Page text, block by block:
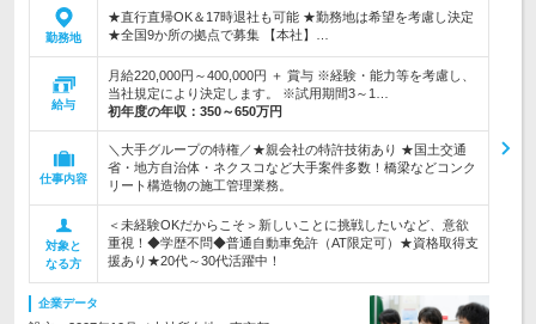
勤務地
★直行直帰OK＆17時退社も可能 ★勤務地は希望を考慮し決定
★全国9か所の拠点で募集 【本社】…
給与
月給220,000円～400,000円 ＋ 賞与 ※経験・能力等を考慮し、
当社規定により決定します。 ※試用期間3～1…
初年度の年収： 350～650万円
仕事内容
＼大手グループの特権／★親会社の特許技術あり ★国土交通
省・地方自治体・ネクスコなど大手案件多数！橋梁などコンク
リート構造物の施工管理業務。
対象と
なる方
＜未経験OKだからこそ＞新しいことに挑戦したいなど、意欲
重視！◆学歴不問◆普通自動車免許（AT限定可）★資格取得支
援あり★20代～30代活躍中！
企業データ